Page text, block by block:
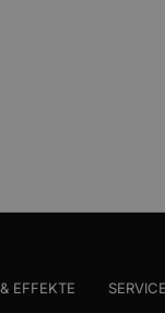
EFFEKTE